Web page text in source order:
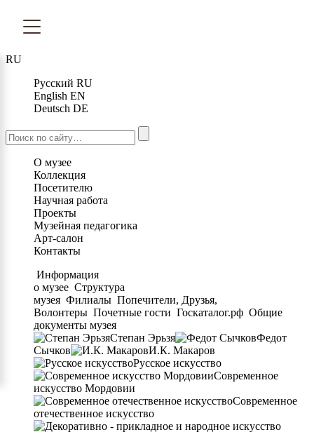
RU
Русский RU
English EN
Deutsch DE
О музее
Коллекция
Посетителю
Научная работа
Проекты
Музейная педагогика
Арт-салон
Контакты
Информация
о музее Структура
музея Филиалы Попечители, Друзья,
Волонтеры Почетные гости Госкаталог.рф Общие
документы музея
Степан Эрьзя
Федот
Сычков
И.К. Макаров
Русское искусство
Современное
искусство Мордовии
Современное
отечественное искусство